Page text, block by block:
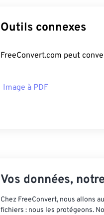
Outils connexes
FreeConvert.com peut
Image à PDF
Vos données,
Chez FreeConvert, nous allons
fichiers : nous les protégeons.